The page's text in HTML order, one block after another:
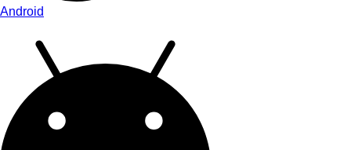
Android